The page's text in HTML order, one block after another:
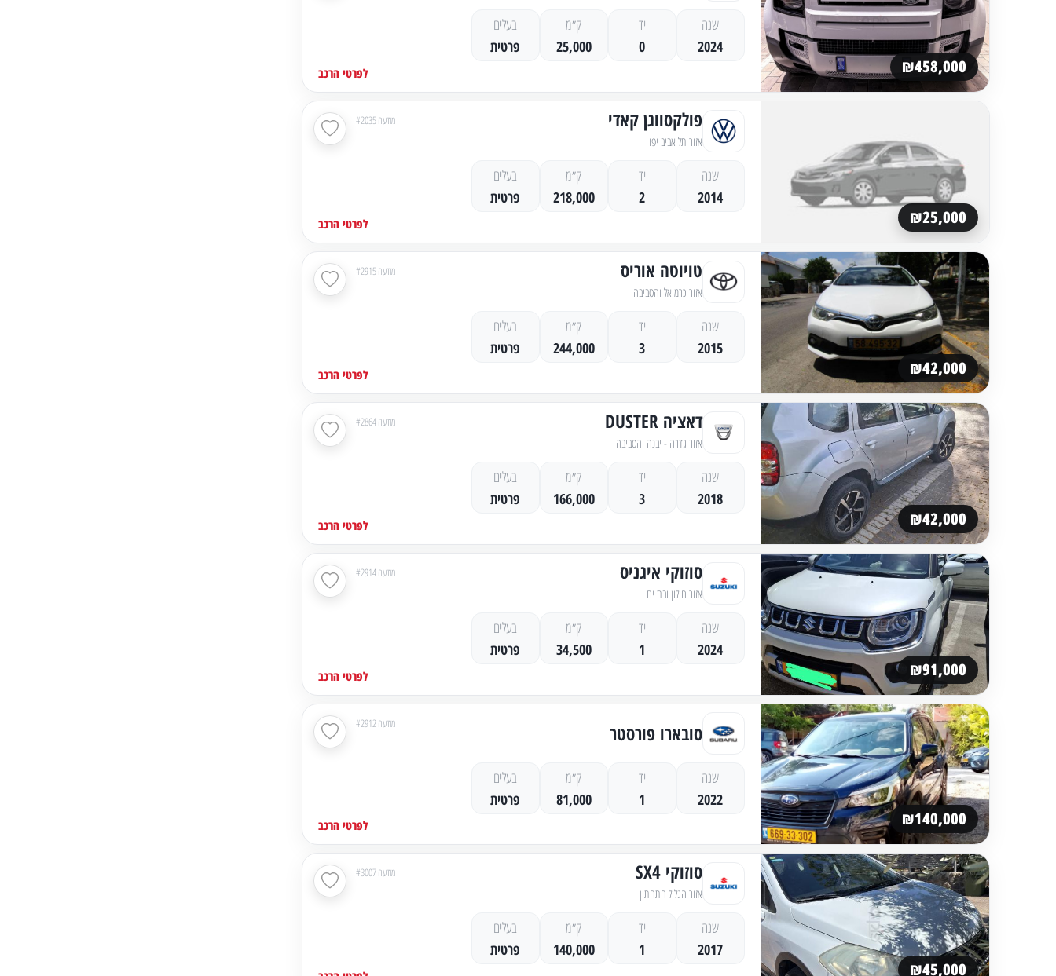
₪458,000
שנה
2024
יד
0
ק״מ
25,000
בעלים
פרטית
לפרטי הרכב
₪25,000
פולקסווגן קאדי
אזור תל אביב יפו
מודעה #2035
שנה
2014
יד
2
ק״מ
218,000
בעלים
פרטית
לפרטי הרכב
₪42,000
טויוטה אוריס
אזור כרמיאל והסביבה
מודעה #2915
שנה
2015
יד
3
ק״מ
244,000
בעלים
פרטית
לפרטי הרכב
₪42,000
דאציה DUSTER
אזור גדרה - יבנה והסביבה
מודעה #2864
שנה
2018
יד
3
ק״מ
166,000
בעלים
פרטית
לפרטי הרכב
₪91,000
סוזוקי איגניס
אזור חולון ובת ים
מודעה #2914
שנה
2024
יד
1
ק״מ
34,500
בעלים
פרטית
לפרטי הרכב
₪140,000
סובארו פורסטר מודעה #2912
שנה
2022
יד
1
ק״מ
81,000
בעלים
פרטית
לפרטי הרכב
₪45,000
סוזוקי SX4
אזור הגליל התחתון
מודעה #3007
שנה
2017
יד
1
ק״מ
140,000
בעלים
פרטית